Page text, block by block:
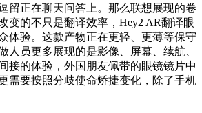
留正在聊天问答上。那么联想展现的卷
变的不只是翻译效率，Hey2 AR翻译眼
体验。这款产物正在更轻、更薄等保守
人员更多展现的是影像、屏幕、续航、
接的体验，外国朋友佩带的眼镜镜片中
需要按照分歧使命矫捷变化，除了手机